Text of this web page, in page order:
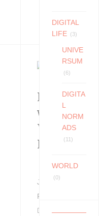
Heilige
wahren
Victims
Karussel
July 6, 2022
Published in
DIGITAL
LIFE
(3)
UNIVE
RSUM
(6)
DIGITA
L
NORM
ADS
(11)
WORLD
(0)